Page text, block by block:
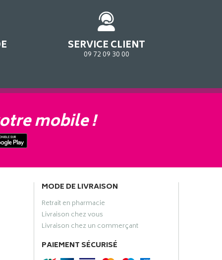
SERVICE CLIENT
09 72 09 30 00
mobile !
MODE DE LIVRAISON
Retrait en pharmacie
Livraison chez vous
Livraison chez un commerçant
PAIEMENT SÉCURISÉ